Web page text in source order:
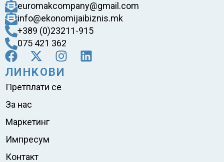
euromakcompany@gmail.com
info@ekonomijaibiznis.mk
+389 (0)23211-915
075 421 362
ЛИНКОВИ
Претплати се
За нас
Маркетинг
Импресум
Контакт